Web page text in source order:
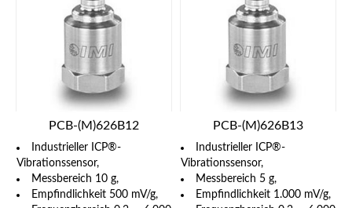
PCB-(M)626B12
Industrieller ICP®-
Vibrationssensor,
Messbereich 10 g,
Empfindlichkeit 500 mV/g,
PCB-(M)626B13
Industrieller ICP®-
Vibrationssensor,
Messbereich 5 g,
Empfindlichkeit 1.000 mV/g,